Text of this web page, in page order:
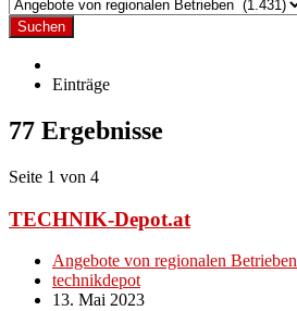
Suchen
Einträge
77 Ergebnisse
Seite 1 von 4
TECHNIK-Depot.at
Angebote von regionalen Betrieben
technikdepot
13. Mai 2023